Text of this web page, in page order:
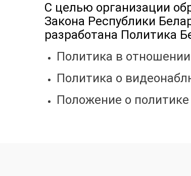
С целью организации
Закона Республики
разработана Политика
Политика в
Политика о
Положение о